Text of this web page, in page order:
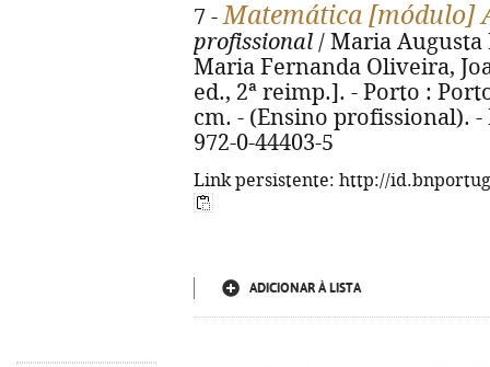
7 -Matemática [módulo]
profissional / Maria Augusta
Maria Fernanda Oliveira,
ed., 2ª reimp.]. - Porto :
cm. - (Ensino profissional). -
972-0-44403-5
Link persistente: http://
ADICIONAR À LISTA